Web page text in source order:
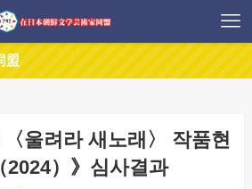
〈울려라 새노래〉 작품현
2024）》심사결과